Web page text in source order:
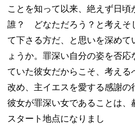
ことを知って以来、絶えず日頃
誰？ どなただろう？と考えそ
て下さる方だ、と思いを深めて
ょうか。罪深い自分の姿を否
ていた彼女だからこそ、考える
改め、主イエスを愛する感謝の
彼女が罪深い女であることは、
スタート地点になりまし